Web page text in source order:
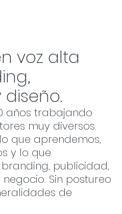
voz alta
.
años trabajando
muy diversos.
que aprendemos,
y lo que
publicidad,
Sin postureo
de